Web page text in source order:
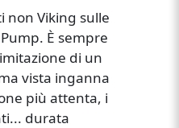
non Viking sulle
È sempre
di un
vista inganna
più attenta, i
durata